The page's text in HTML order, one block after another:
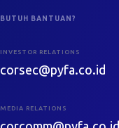
BUTUH BANTUAN?
INVESTOR RELATIONS
corsec@pyfa.co.id
MEDIA RELATIONS